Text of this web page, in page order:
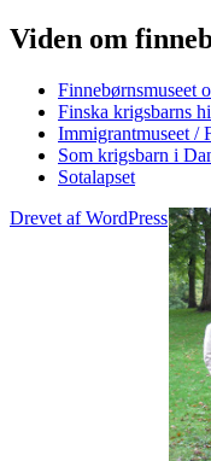
Viden om
Finnebørnsmuseet
Finska krigsbarns
Immigrantmuseet /
Som krigsbarn i
Sotalapset
Drevet af WordPress